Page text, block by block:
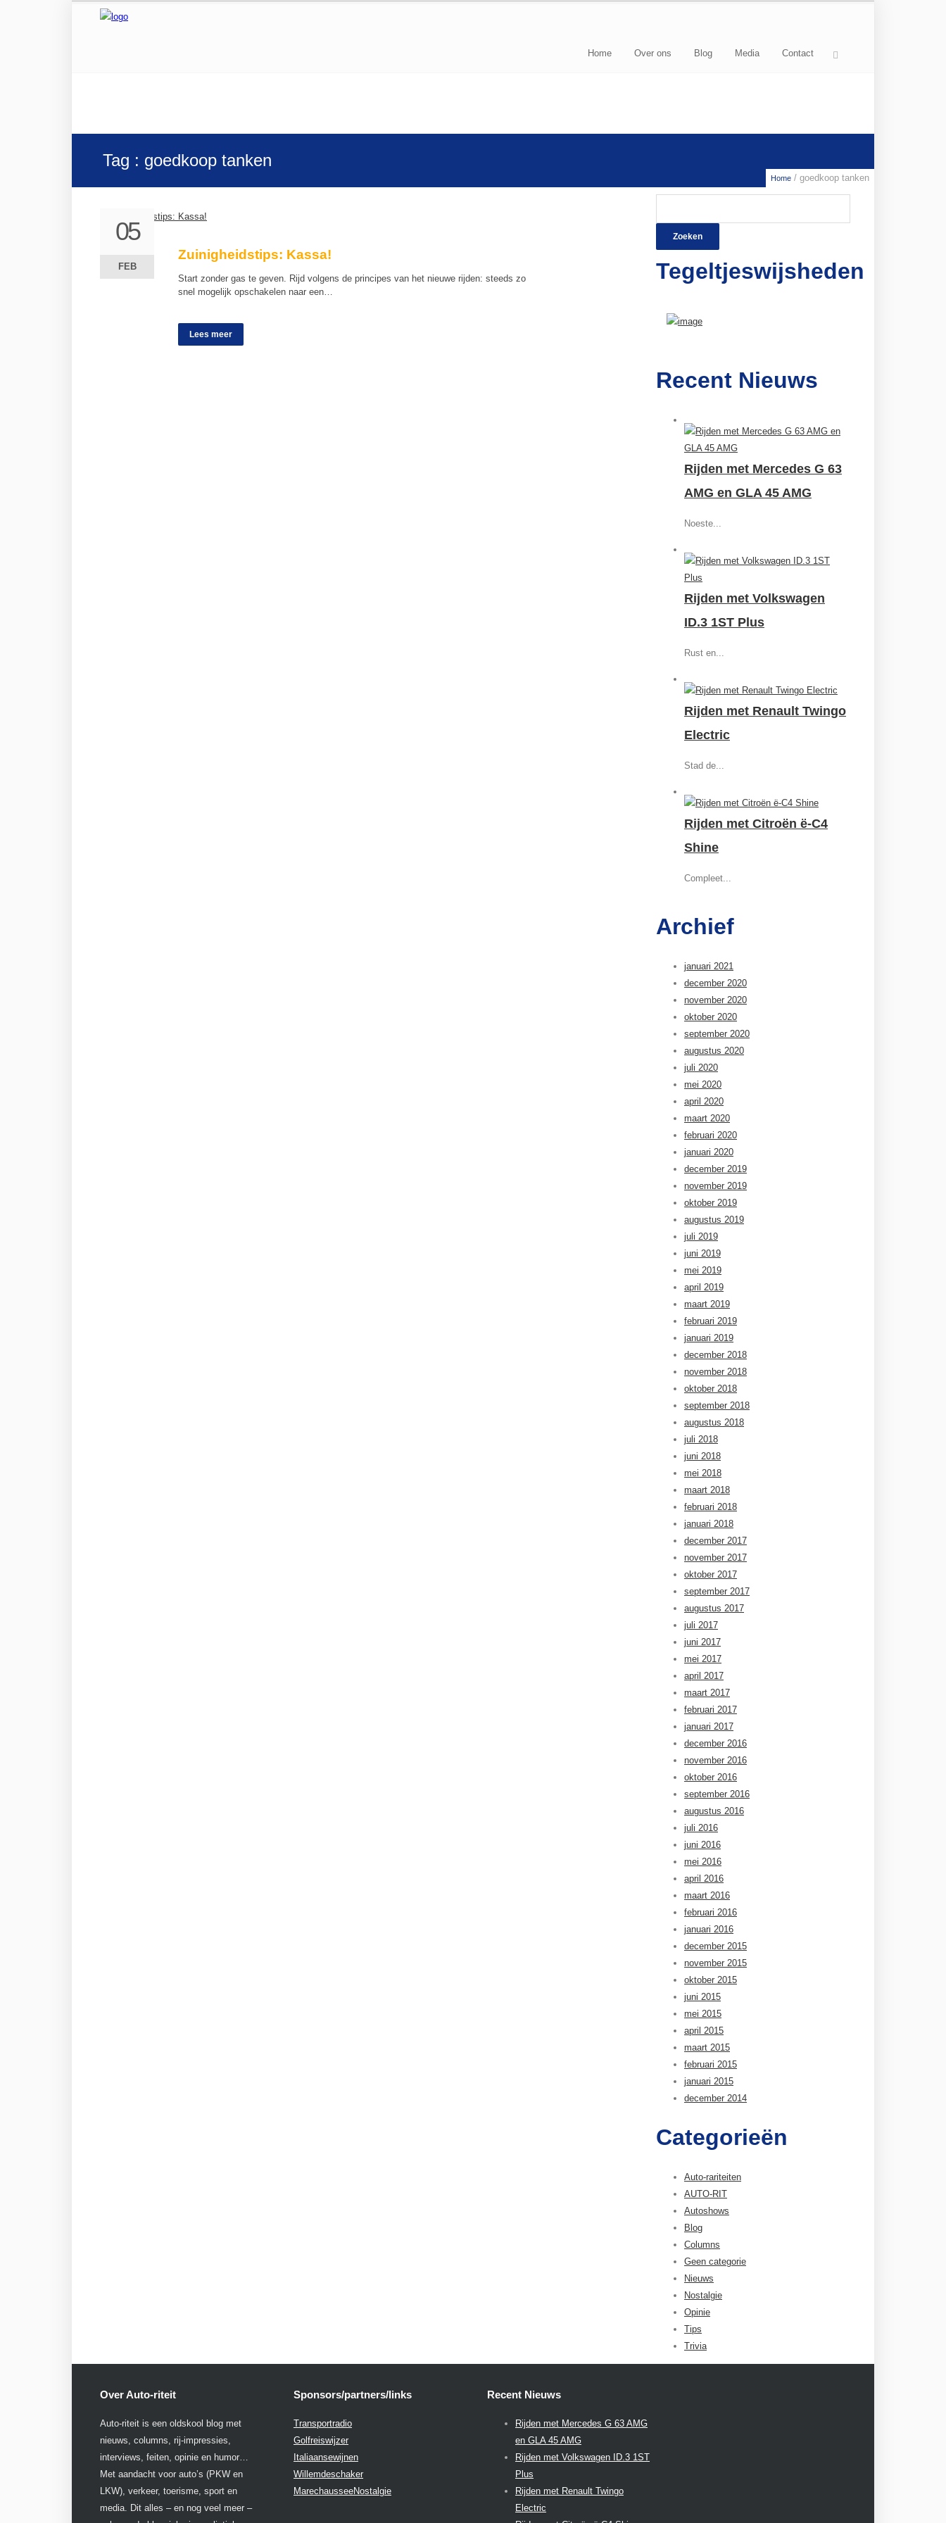
Home Over ons Blog Media Contact
Home / goedkoop tanken
Tag : goedkoop tanken
Zuinigheidstips: Kassa!
Start zonder gas te geven. Rijd volgens de principes van het nieuwe rijden: steeds zo
snel mogelijk opschakelen naar een…
Lees meer
05
FEB
05
FEB Tegeltjeswijsheden
Recent Nieuws
Rijden met Mercedes G 63
AMG en GLA 45 AMG
Noeste...
Rijden met Volkswagen
ID.3 1ST Plus
Rust en...
Rijden met Renault Twingo
Electric
Stad de...
Rijden met Citroën ë-C4
Shine
Compleet...
Archief
januari 2021
december 2020
november 2020
oktober 2020
september 2020
augustus 2020
juli 2020
mei 2020
april 2020
maart 2020
februari 2020
januari 2020
december 2019
november 2019
oktober 2019
augustus 2019
juli 2019
juni 2019
mei 2019
april 2019
maart 2019
februari 2019
januari 2019
december 2018
november 2018
oktober 2018
september 2018
augustus 2018
juli 2018
juni 2018
mei 2018
maart 2018
februari 2018
januari 2018
december 2017
november 2017
oktober 2017
september 2017
augustus 2017
juli 2017
juni 2017
mei 2017
april 2017
maart 2017
februari 2017
januari 2017
december 2016
november 2016
oktober 2016
september 2016
augustus 2016
juli 2016
juni 2016
mei 2016
april 2016
maart 2016
februari 2016
januari 2016
december 2015
november 2015
oktober 2015
juni 2015
mei 2015
april 2015
maart 2015
februari 2015
januari 2015
december 2014
Categorieën
Auto-rariteiten
AUTO-RIT
Autoshows
Blog
Columns
Geen categorie
Nieuws
Nostalgie
Opinie
Tips
Trivia
Over Auto-riteit
Auto-riteit is een oldskool blog met
nieuws, columns, rij-impressies,
interviews, feiten, opinie en humor…
Met aandacht voor auto’s (PKW en
LKW), verkeer, toerisme, sport en
media. Dit alles – en nog veel meer –
Sponsors/partners/links
Transportradio
Golfreiswijzer
Italiaansewijnen
Willemdeschaker
MarechausseeNostalgie
Recent Nieuws
Rijden met Mercedes G 63 AMG
en GLA 45 AMG
Rijden met Volkswagen ID.3 1ST
Plus
Rijden met Renault Twingo
Electric